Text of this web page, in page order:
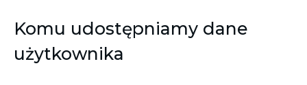
Komu udostępniamy dane
użytkownika